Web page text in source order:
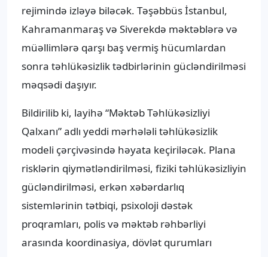
rejimində izləyə biləcək. Təşəbbüs İstanbul,
Kahramanmaraş və Siverekdə məktəblərə və
müəllimlərə qarşı baş vermiş hücumlardan
sonra təhlükəsizlik tədbirlərinin gücləndirilməsi
məqsədi daşıyır.
Bildirilib ki, layihə “Məktəb Təhlükəsizliyi
Qalxanı” adlı yeddi mərhələli təhlükəsizlik
modeli çərçivəsində həyata keçiriləcək. Plana
risklərin qiymətləndirilməsi, fiziki təhlükəsizliyin
gücləndirilməsi, erkən xəbərdarlıq
sistemlərinin tətbiqi, psixoloji dəstək
proqramları, polis və məktəb rəhbərliyi
arasında koordinasiya, dövlət qurumları